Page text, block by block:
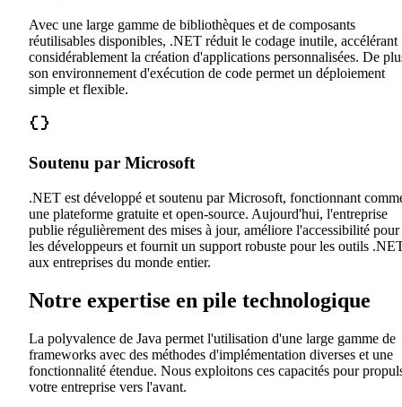
Avec une large gamme de bibliothèques et de composants
réutilisables disponibles, .NET réduit le codage inutile, accélérant
considérablement la création d'applications personnalisées. De
son environnement d'exécution de code permet un déploiement
simple et flexible.
Soutenu par Microsoft
.NET est développé et soutenu par Microsoft, fonctionnant
une plateforme gratuite et open-source. Aujourd'hui, l'entreprise
publie régulièrement des mises à jour, améliore l'accessibilité pour
les développeurs et fournit un support robuste pour les outils
aux entreprises du monde entier.
Notre expertise en pile technologique
La polyvalence de Java permet l'utilisation d'une large gamme de
frameworks avec des méthodes d'implémentation diverses et une
fonctionnalité étendue. Nous exploitons ces capacités pour
votre entreprise vers l'avant.